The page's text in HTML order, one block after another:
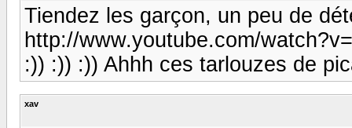
Tiendez les garçon, un peu de
http://www.youtube.com/
:)) :)) :)) Ahhh ces tarlouzes de
xav